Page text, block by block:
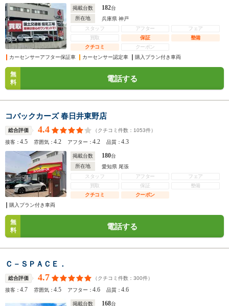
掲載台数 182台
所在地
兵庫県 神戸
スタッフ
アフター
フェア
買取
保証
整備
クチコミ
クーポン
カーセンサーアフター保証車
カーセンサー認定車 購入プラン付き車両
無
料
電話する
コバックカーズ 春日井東野店
総合評価 4.4 （クチコミ件数： 1053件）
接客：4.5 雰囲気：4.2 アフター：4.2 品質：4.3
掲載台数 180台
所在地
愛知県 尾張
スタッフ
アフター
フェア
買取
保証
整備
クチコミ
クーポン
購入プラン付き車両
無
料
電話する
Ｃ－ＳＰＡＣＥ．
総合評価 4.7 （クチコミ件数： 300件）
接客：4.7 雰囲気：4.5 アフター：4.6 品質：4.6
掲載台数 168台